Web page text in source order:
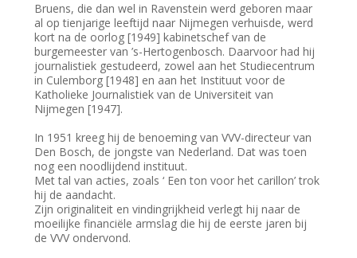
Bruens, die dan wel in Ravenstein werd geboren maar
al op tienjarige leeftijd naar Nijmegen verhuisde, werd
kort na de oorlog [1949] kabinetschef van de
burgemeester van ’s-Hertogenbosch. Daarvoor had hij
journalistiek gestudeerd, zowel aan het Studiecentrum
in Culemborg [1948] en aan het Instituut voor de
Katholieke Journalistiek van de Universiteit van
Nijmegen [1947].
In 1951 kreeg hij de benoeming van VVV-directeur van
Den Bosch, de jongste van Nederland. Dat was toen
nog een noodlijdend instituut.
Met tal van acties, zoals ‘ Een ton voor het carillon’ trok
hij de aandacht.
Zijn originaliteit en vindingrijkheid verlegt hij naar de
moeilijke financiële armslag die hij de eerste jaren bij
de VVV ondervond.